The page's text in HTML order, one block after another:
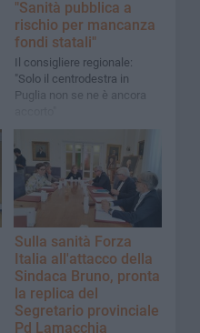
"Sanità pubblica a
rischio per mancanza
fondi statali"
Il consigliere regionale:
"Solo il centrodestra in
Puglia non se ne è ancora
Sulla sanità Forza
Italia all'attacco della
Sindaca Bruno, pronta
la replica del
Segretario provinciale
Pd Lamacchia